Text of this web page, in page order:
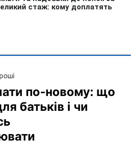
по-новому: що
батьків і чи